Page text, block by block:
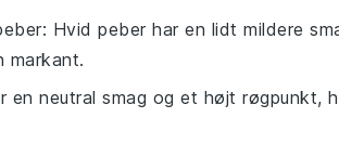
: Hvid peber har en lidt mildere
markant.
en neutral smag og et højt røgpunkt,